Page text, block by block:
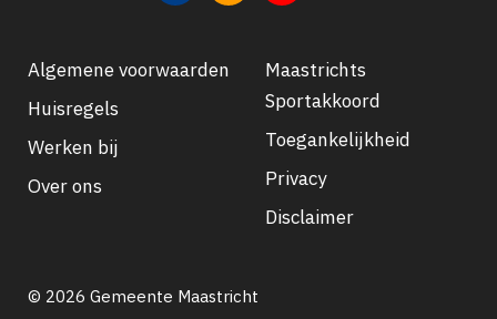
Footer
navigatie
Algemene voorwaarden
Huisregels
Werken bij
Over ons
Maastrichts
Sportakkoord
Toegankelijkheid
Privacy
Disclaimer
© 2026 Gemeente Maastricht